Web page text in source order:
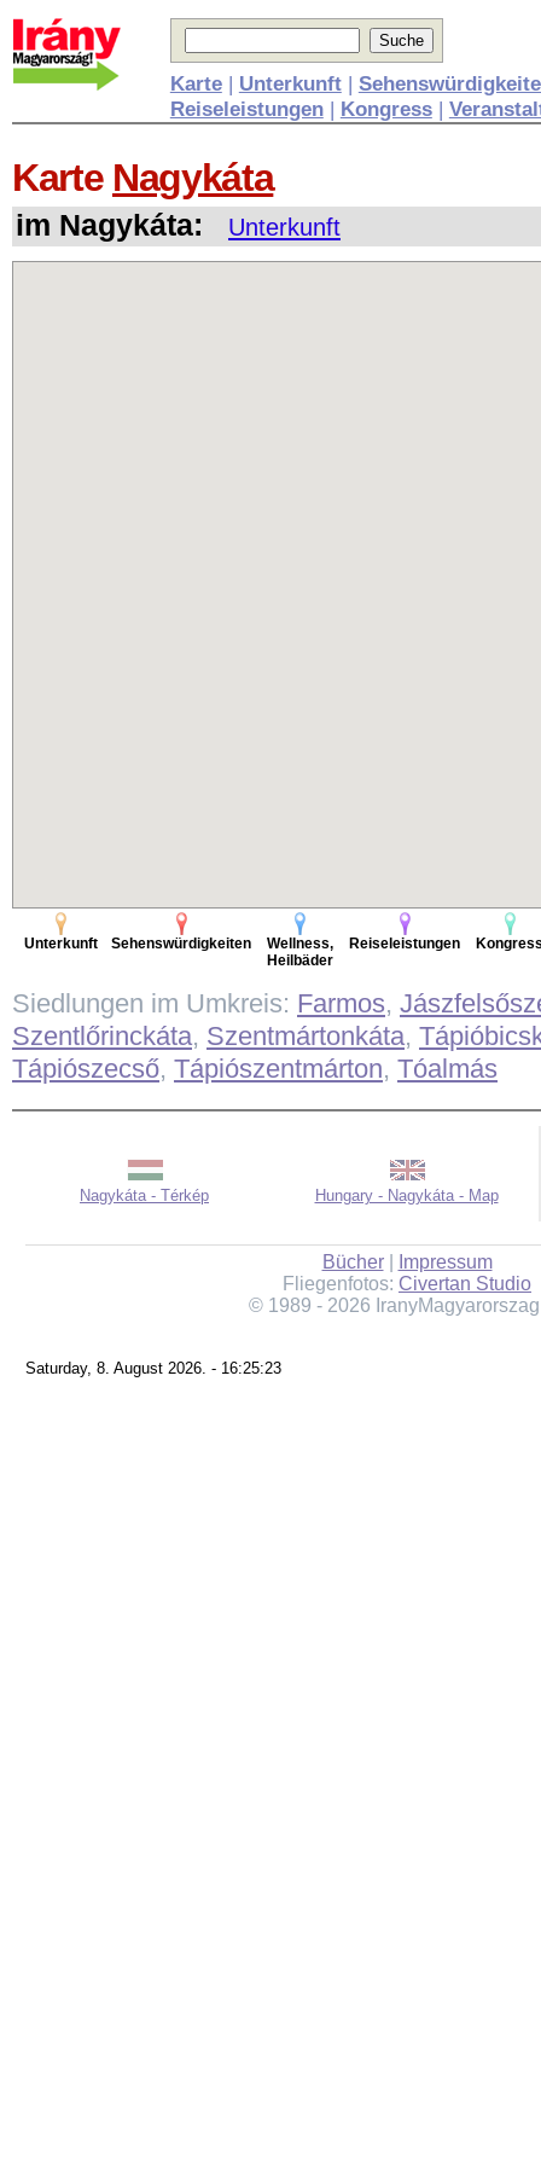
Karte| Unterkunft|
Reiseleistungen| Kongress|
Karte Nagykáta
im Nagykáta: Unterkunft
Unterkunft Sehenswürdigkeiten
Wellness,
Heilbäder
Reiseleistungen
Siedlungen im Umkreis: Farmos,
Szentlőrinckáta, Szentmártonkáta,
Tápiószecső, Tápiószentmárton, Tóalmás
Nagykáta - Térkép Hungary - Nagykáta - Map
Bücher|
Impressum
Fliegenfotos: Civertan Studio
© 1989 - 2026
Saturday, 8. August 2026. - 16:25:23